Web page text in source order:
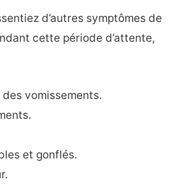
d’autres symptômes de
cette période d’attente,
des vomissements.
et gonflés.